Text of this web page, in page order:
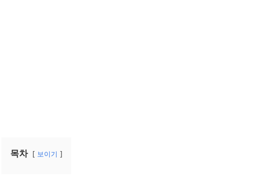
목차 보이기